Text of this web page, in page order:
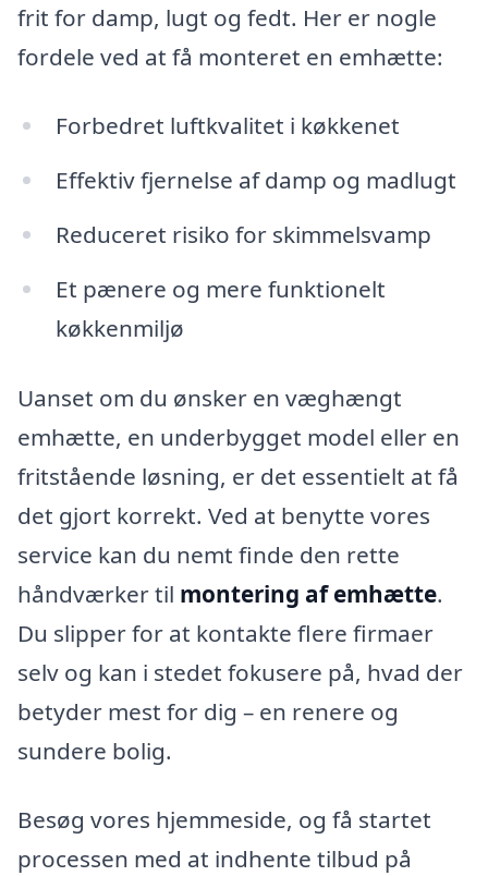
frit for damp, lugt og fedt. Her er nogle
fordele ved at få monteret en emhætte:
Forbedret luftkvalitet i køkkenet
Effektiv fjernelse af damp og madlugt
Reduceret risiko for skimmelsvamp
Et pænere og mere funktionelt
køkkenmiljø
Uanset om du ønsker en væghængt
emhætte, en underbygget model eller en
fritstående løsning, er det essentielt at få
det gjort korrekt. Ved at benytte vores
service kan du nemt finde den rette
håndværker til montering af emhætte.
Du slipper for at kontakte flere firmaer
selv og kan i stedet fokusere på, hvad der
betyder mest for dig – en renere og
sundere bolig.
Besøg vores hjemmeside, og få startet
processen med at indhente tilbud på